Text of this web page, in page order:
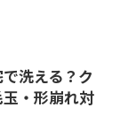
洗える？ク
・形崩れ対